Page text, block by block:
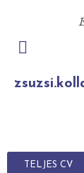
TELJES CV